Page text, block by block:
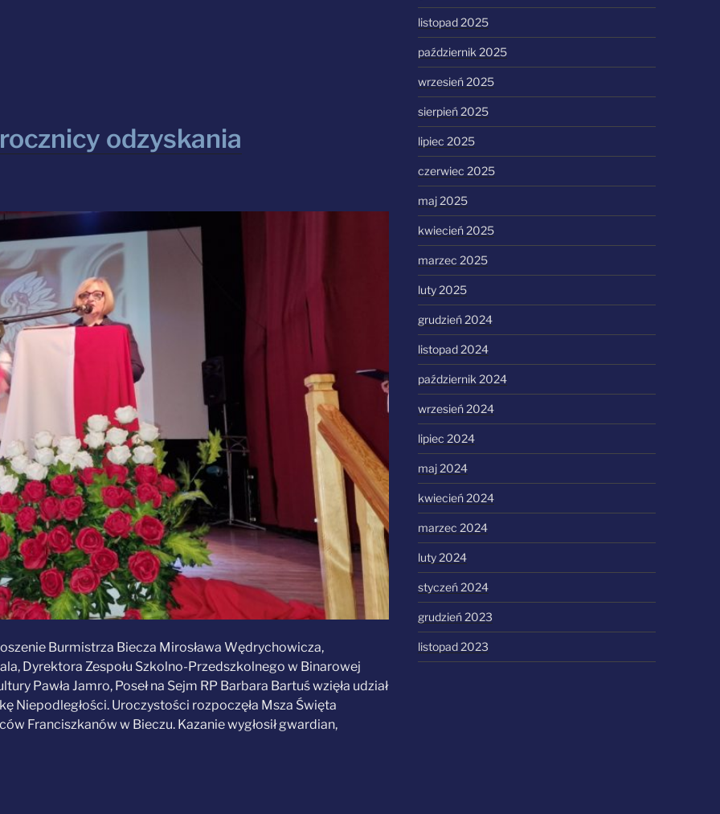
odzyskania
Burmistrza Biecza Mirosława Wędrychowicza,
Dyrektora Zespołu Szkolno-Przedszkolnego w Binarowej
Pawła Jamro, Poseł na Sejm RP Barbara Bartuś wzięła udział
Niepodległości. Uroczystości rozpoczęła Msza Święta
Franciszkanów w Bieczu. Kazanie wygłosił gwardian,
listopad 2025
październik 2025
wrzesień 2025
sierpień 2025
lipiec 2025
czerwiec 2025
maj 2025
kwiecień 2025
marzec 2025
luty 2025
grudzień 2024
listopad 2024
październik 2024
wrzesień 2024
lipiec 2024
maj 2024
kwiecień 2024
marzec 2024
luty 2024
styczeń 2024
grudzień 2023
listopad 2023